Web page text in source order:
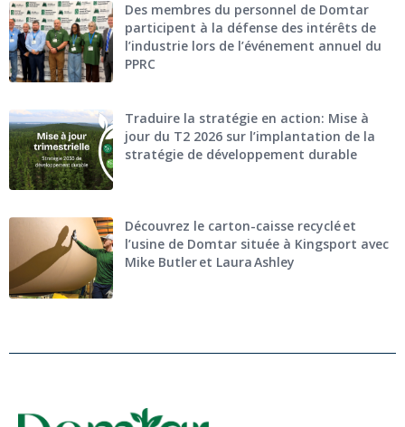
Des membres du personnel de Domtar
participent à la défense des intérêts de
l’industrie lors de l’événement annuel du
PPRC
Traduire la stratégie en action: Mise à
jour du T2 2026 sur l’implantation de la
stratégie de développement durable
Découvrez le carton-caisse recyclé et
l’usine de Domtar située à Kingsport avec
Mike Butler et Laura Ashley